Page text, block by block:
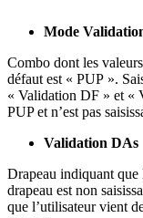
Mode
Combo dont les
défaut est « PUP ».
« Validation DF » et «
PUP et n’est pas
Validation DAs
Drapeau indiquant
drapeau est non
que l’utilisateur vient